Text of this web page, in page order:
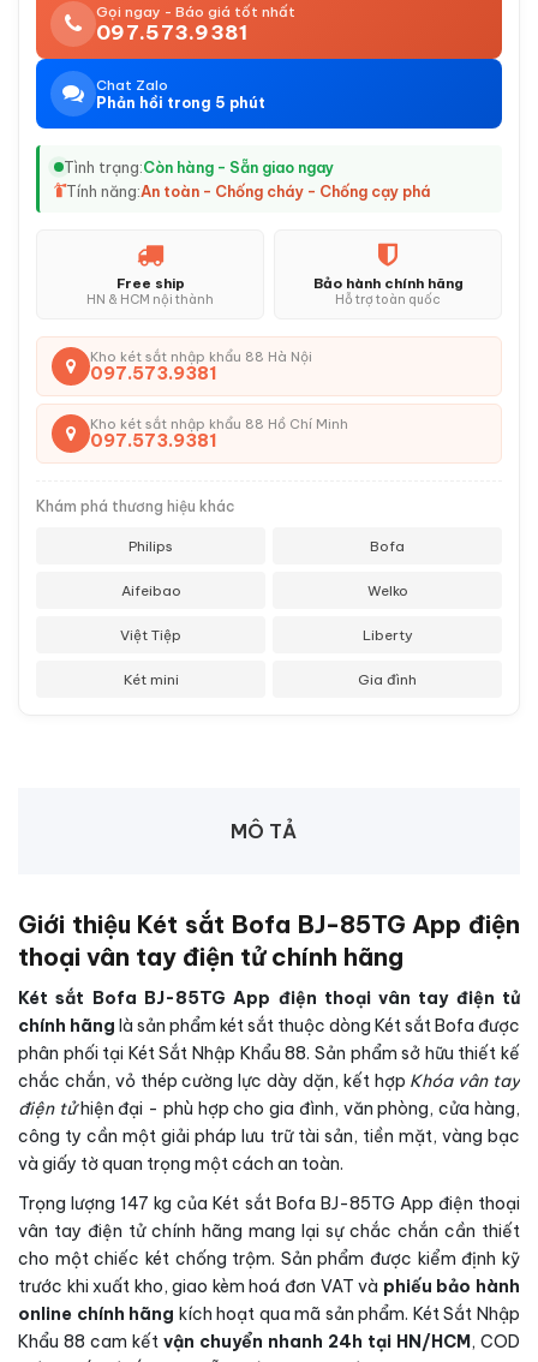
Gọi ngay - Báo giá tốt nhất
097.573.9381
Chat Zalo
Phản hồi trong 5 phút
Tình trạng:Còn hàng - Sẵn giao ngay
Tính năng:An toàn - Chống cháy - Chống cạy phá
Free ship
HN & HCM nội thành
Bảo hành chính hãng
Hỗ trợ toàn quốc
Kho két sắt nhập khẩu 88 Hà Nội
097.573.9381
Kho két sắt nhập khẩu 88 Hồ Chí Minh
097.573.9381
Khám phá thương hiệu khác
Philips Bofa
Aifeibao Welko
Việt Tiệp Liberty
Két mini Gia đình
MÔ TẢ
Giới thiệu Két sắt Bofa BJ-85TG App điện
thoại vân tay điện tử chính hãng
Két sắt Bofa BJ-85TG App điện thoại vân tay điện tử
chính hãng là sản phẩm két sắt thuộc dòng Két sắt Bofa được
phân phối tại Két Sắt Nhập Khẩu 88. Sản phẩm sở hữu thiết kế
chắc chắn, vỏ thép cường lực dày dặn, kết hợp Khóa vân tay
điện tửhiện đại - phù hợp cho gia đình, văn phòng, cửa hàng,
công ty cần một giải pháp lưu trữ tài sản, tiền mặt, vàng bạc
và giấy tờ quan trọng một cách an toàn.
Trọng lượng 147 kg của Két sắt Bofa BJ-85TG App điện thoại
vân tay điện tử chính hãng mang lại sự chắc chắn cần thiết
cho một chiếc két chống trộm. Sản phẩm được kiểm định kỹ
trước khi xuất kho, giao kèm hoá đơn VAT và phiếu bảo hành
online chính hãng kích hoạt qua mã sản phẩm. Két Sắt Nhập
Khẩu 88 cam kết vận chuyển nhanh 24h tại HN/HCM, COD